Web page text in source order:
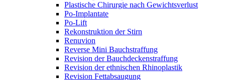
Plastische Chirurgie nach Gewichtsverlust
Po-Implantate
Po-Lift
Rekonstruktion der Stirn
Renuvion
Reverse Mini Bauchstraffung
Revision der Bauchdeckenstraffung
Revision der ethnischen Rhinoplastik
Revision Fettabsaugung